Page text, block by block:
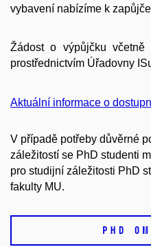
vybavení nabízíme k
Žádost o výpůjčku
prostřednictvím Úřadovny
Aktuální informace o
V případě potřeby důvěrné
záležitostí se PhD studenti
pro studijní záležitosti PhD
fakulty MU.
PHD